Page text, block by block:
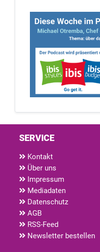
SERVICE
Kontakt
Über uns
Impressum
Mediadaten
Datenschutz
AGB
RSS-Feed
Newsletter bestellen